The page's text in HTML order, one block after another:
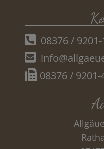
08376 /
08376 / 9201-